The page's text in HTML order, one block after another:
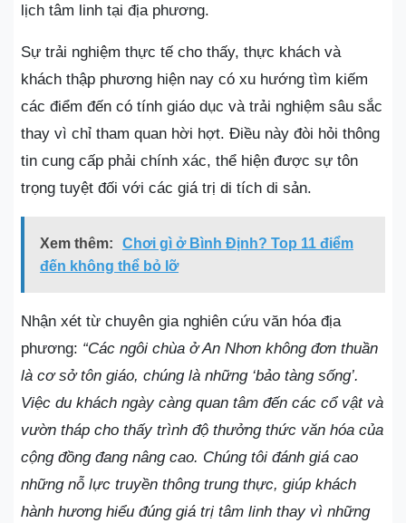
lịch tâm linh tại địa phương.
Sự trải nghiệm thực tế cho thấy, thực khách và
khách thập phương hiện nay có xu hướng tìm kiếm
các điểm đến có tính giáo dục và trải nghiệm sâu sắc
thay vì chỉ tham quan hời hợt. Điều này đòi hỏi thông
tin cung cấp phải chính xác, thể hiện được sự tôn
trọng tuyệt đối với các giá trị di tích di sản.
Xem thêm:
Chơi gì ở Bình Định? Top 11 điểm
đến không thể bỏ lỡ
Nhận xét từ chuyên gia nghiên cứu văn hóa địa
phương: “Các ngôi chùa ở An Nhơn không đơn thuần
là cơ sở tôn giáo, chúng là những ‘bảo tàng sống’.
Việc du khách ngày càng quan tâm đến các cổ vật và
vườn tháp cho thấy trình độ thưởng thức văn hóa của
cộng đồng đang nâng cao. Chúng tôi đánh giá cao
những nỗ lực truyền thông trung thực, giúp khách
hành hương hiểu đúng giá trị tâm linh thay vì những